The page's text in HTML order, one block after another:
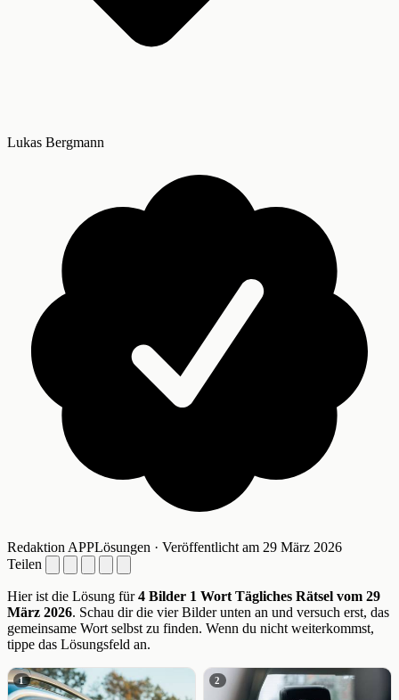
Lukas Bergmann
Redaktion APPLösungen · Veröffentlicht am 29 März 2026
Teilen
Hier ist die Lösung für4 Bilder 1 Wort Tägliches Rätsel vom 29
März 2026. Schau dir die vier Bilder unten an und versuch erst, das
gemeinsame Wort selbst zu finden. Wenn du nicht weiterkommst,
tippe das Lösungsfeld an.
1 2